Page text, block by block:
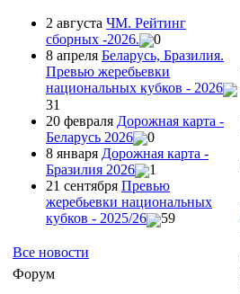
2 августа ЧМ. Рейтинг
сборных -2026.
0
8 апреля Беларусь, Бразилия.
Превью жеребьевки
национальных кубков - 2026
31
20 февраля Дорожная карта -
Беларусь 2026
0
8 января Дорожная карта -
Бразилия 2026
1
21 сентября Превью
жеребьевки национальных
кубков - 2025/26
59
Все новости
Форум